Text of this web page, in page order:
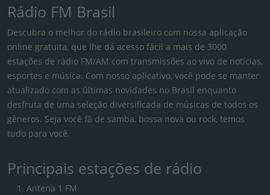
Rádio FM Brasil
Descubra o melhor do rádio brasileiro com nossa aplicação
online gratuita, que lhe dá acesso fácil a mais de 3000
estações de rádio FM/AM com transmissões ao vivo de notícias,
esportes e música. Com nosso aplicativo, você pode se manter
atualizado com as últimas novidades no Brasil enquanto
desfruta de uma seleção diversificada de músicas de todos os
gêneros. Seja você fã de samba, bossa nova ou rock, temos
tudo para você.
Principais estações de rádio
Antena 1 FM